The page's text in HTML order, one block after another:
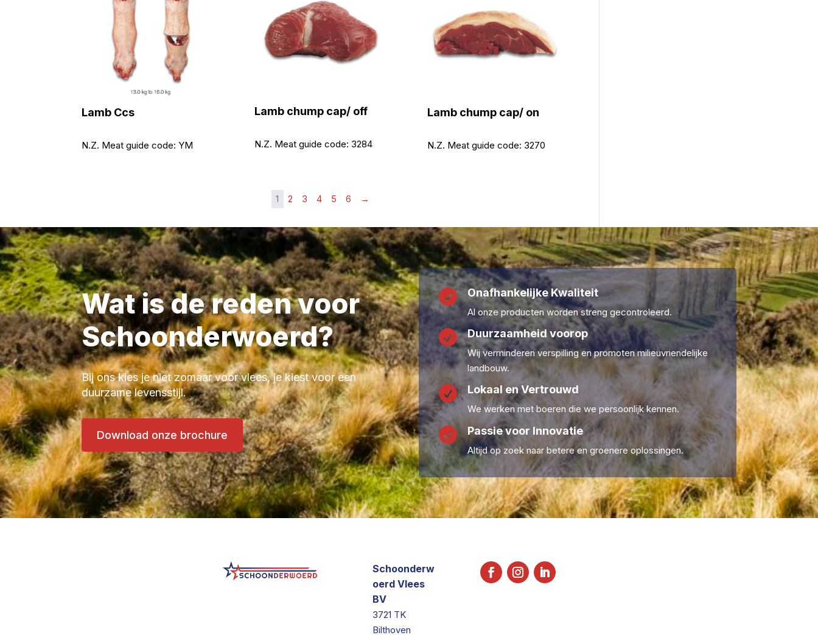
Lamb Ccs
N.Z. Meat guide code: YM
Lamb chump cap/ off
N.Z. Meat guide code: 3284
Lamb chump cap/ on
N.Z. Meat guide code: 3270
1 2 3 4 5 6 →
Wat is de reden voor
Schoonderwoerd?
Bij ons kies je niet zomaar voor vlees, je kiest voor een
duurzame levensstijl.
Download onze brochure
 Onafhankelijke Kwaliteit
Al onze producten worden streng gecontroleerd.
 Duurzaamheid voorop
Wij verminderen verspilling en promoten milieuvriendelijke
landbouw.
 Lokaal en Vertrouwd
We werken met boeren die we persoonlijk kennen.
 Passie voor Innovatie
Altijd op zoek naar betere en groenere oplossingen.
Schoonderw
oerd Vlees
BV
3721 TK
Bilthoven